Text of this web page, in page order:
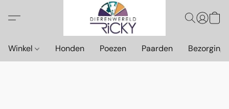
Winkel Honden Poezen Paarden Bezorging